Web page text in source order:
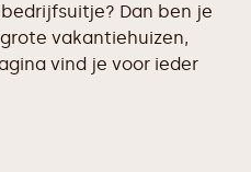
Dan ben je
vakantiehuizen,
vind je voor ieder